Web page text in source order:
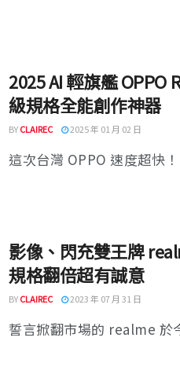
2025 AI 輕旗艦 OPPO
級規格全能創作神器
BYCLAIREC 2025 年 01 月 02 日
這次台灣 OPPO 速度超快
影像、閃充雙王牌
規格翻倍超有誠意
BYCLAIREC 2023 年 07 月 31 日
誓言掀翻市場的 realme 於